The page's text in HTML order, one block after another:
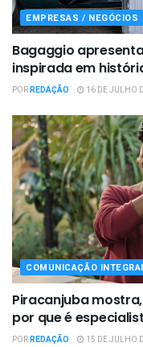
EMPRESAS / NEGÓCIOS
Bagaggio
inspirada em
PORREDAÇÃO 16 DE JULHO
COMUNICAÇÃO
Piracanjuba
por que é
PORREDAÇÃO 15 DE JULHO